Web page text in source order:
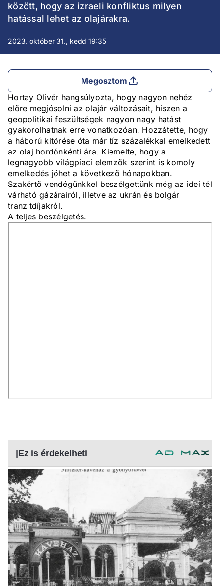
között, hogy az izraeli konfliktus milyen
hatással lehet az olajárakra.
2023. október 31., kedd 19:35
Megosztom
Hortay Olivér hangsúlyozta, hogy nagyon nehéz
előre megjósolni az olajár változásait, hiszen a
geopolitikai feszültségek nagyon nagy hatást
gyakorolhatnak erre vonatkozóan. Hozzátette, hogy
a háború kitörése óta már tíz százalékkal emelkedett
az olaj hordónkénti ára. Kiemelte, hogy a
legnagyobb világpiaci elemzők szerint is komoly
emelkedés jöhet a következő hónapokban.
Szakértő vendégünkkel beszélgettünk még az idei tél
várható gázárairól, illetve az ukrán és bolgár
tranzitdíjakról.
A teljes beszélgetés: